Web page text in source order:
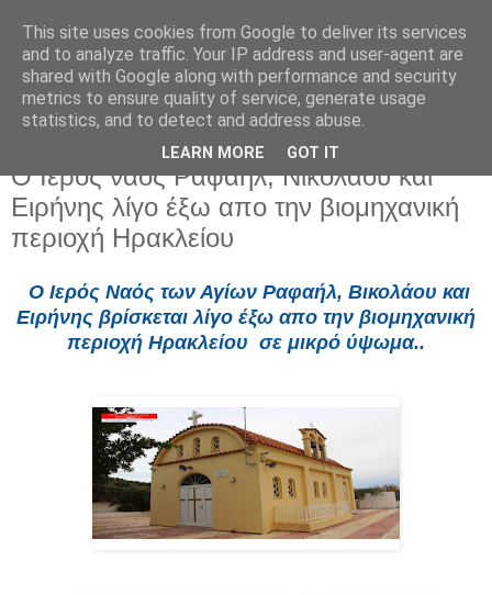
Τετάρτη 23 Ιουλίου 2025
Ο Ιερός ναός Ραφαήλ, Νικολάου και
Ειρήνης λίγο έξω απο την βιομηχανική
περιοχή Ηρακλείου
Ο Ιερός Ναός των Αγίων Ραφαήλ, Βικολάου και
Ειρήνης βρίσκεται λίγο έξω απο την βιομηχανική
περιοχή Ηρακλείου σε μικρό ύψωμα..
This site uses cookies from Google to deliver its services
and to analyze traffic. Your IP address and user-agent are
shared with Google along with performance and security
metrics to ensure quality of service, generate usage
statistics, and to detect and address abuse.
LEARN MORE GOT IT